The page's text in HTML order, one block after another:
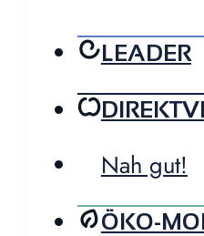
LEADER
Nah gut!
ÖKO-